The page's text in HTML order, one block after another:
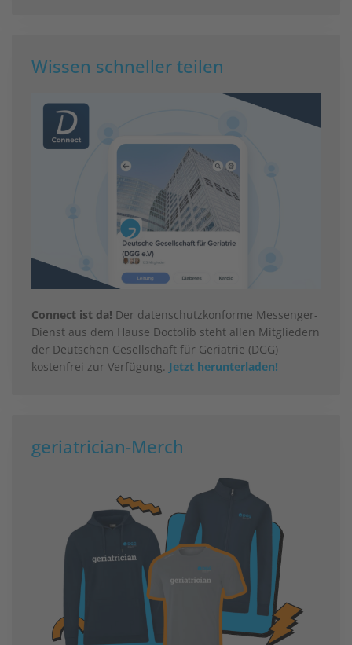
Wissen schneller teilen
Connect ist da! Der datenschutzkonforme Messenger-
Dienst aus dem Hause Doctolib steht allen Mitgliedern
der Deutschen Gesellschaft für Geriatrie (DGG)
kostenfrei zur Verfügung. Jetzt herunterladen!
geriatrician-Merch